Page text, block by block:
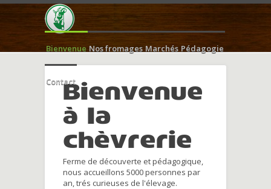
Bienvenue Nos fromages Marchés Pédagogie
ContactBienvenue
à la
chèvrerie
Ferme de découverte et pédagogique,
nous accueillons 5000 personnes par
an, trés curieuses de l'élevage.